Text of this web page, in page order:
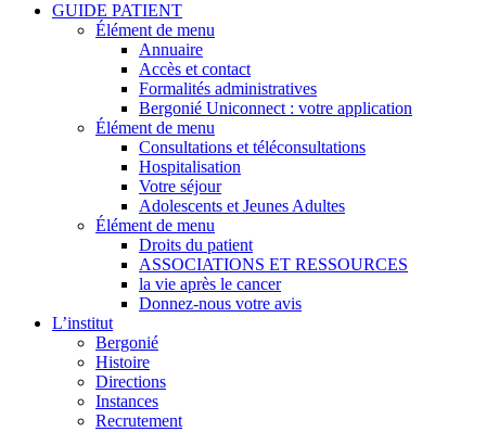
GUIDE PATIENT
Élément de menu
Annuaire
Accès et contact
Formalités administratives
Bergonié Uniconnect : votre application
Élément de menu
Consultations et téléconsultations
Hospitalisation
Votre séjour
Adolescents et Jeunes Adultes
Élément de menu
Droits du patient
ASSOCIATIONS ET RESSOURCES
la vie après le cancer
Donnez-nous votre avis
L’institut
Bergonié
Histoire
Directions
Instances
Recrutement